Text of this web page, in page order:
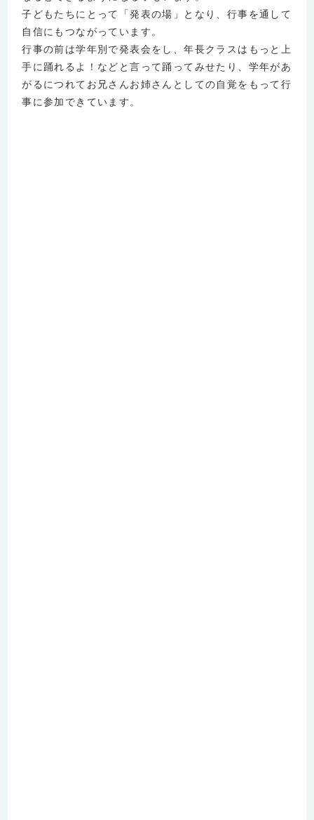
子どもたちにとって「発表の場」となり、行事を通して
自信にもつながっています。
行事の前は学年別で発表会をし、年長クラスはもっと上
手に踊れるよ！などと言って踊ってみせたり、学年があ
がるにつれてお兄さんお姉さんとしての自覚をもって行
事に参加できています。